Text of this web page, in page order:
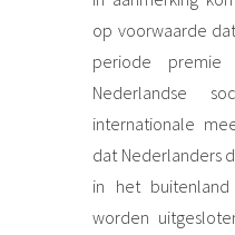
op voorwaarde
periode
Nederlandse
internationale
dat Nederlanders
in het
worden